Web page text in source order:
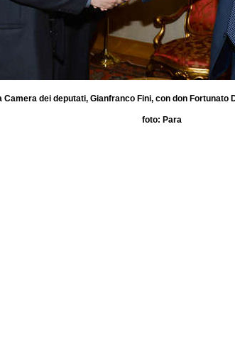
Camera dei deputati, Gianfranco Fini, con don
foto: Para